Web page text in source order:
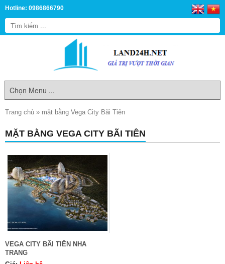
Hotline: 0986866790
Trang chủ » mặt bằng Vega City Bãi Tiên
MẶT BẰNG VEGA CITY BÃI TIÊN
VEGA CITY BÃI TIÊN NHA
TRANG